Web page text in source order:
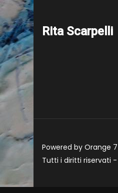
Rita Scarpelli
Powered by Orange
Tutti i diritti riservati